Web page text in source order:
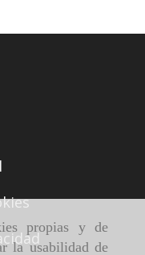
propias y de
la usabilidad de